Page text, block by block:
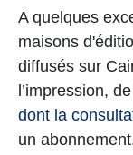
A quelques
maisons
diffusés sur
l’impression,
dont la
un